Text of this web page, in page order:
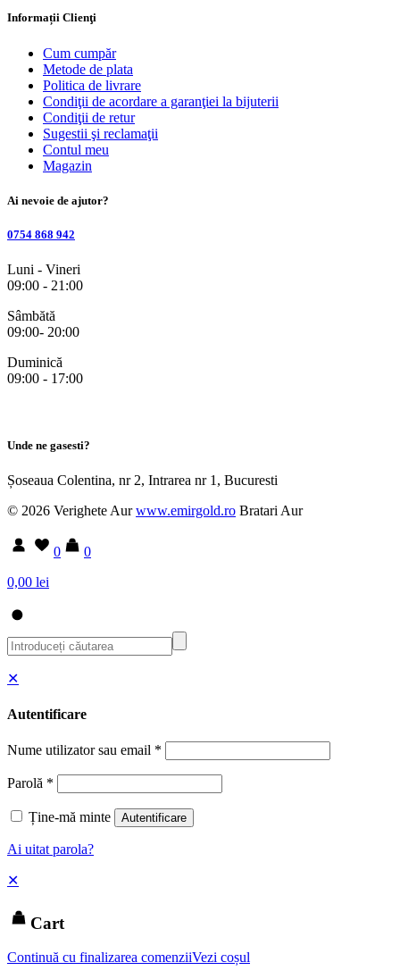
Informații Clienţi
Cum cumpăr
Metode de plata
Politica de livrare
Condiţii de acordare a garanţiei la bijuterii
Condiţii de retur
Sugestii şi reclamaţii
Contul meu
Magazin
Ai nevoie de ajutor?
0754 868 942
Luni - Vineri
09:00 - 21:00
Sâmbătă
09:00- 20:00
Duminică
09:00 - 17:00
Unde ne gasesti?
Șoseaua Colentina, nr 2, Intrarea nr 1, Bucuresti
© 2026 Verighete Aurwww.emirgold.ro Bratari Aur
0
0
0,00 lei
✕
Autentificare
Nume utilizator sau email *
Parolă *
Ține-mă minte Autentificare
Ai uitat parola?
✕
Cart
Continuă cu finalizarea comenziiVezi coșul